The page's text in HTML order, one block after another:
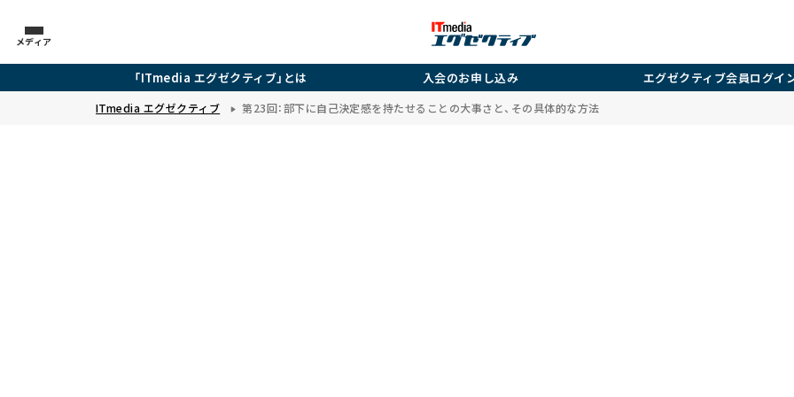
メディア
「ITmedia エグゼクティブ」とは 入会のお申し込み エグゼクティブ会員ログイ
ITmedia エグゼクティブ 第23回：部下に自己決定感を持たせることの大事さと、その具体的な方法